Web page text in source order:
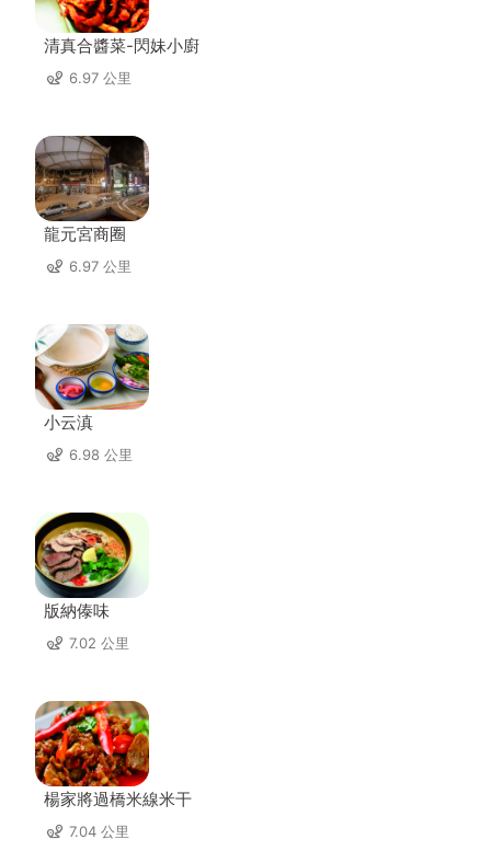
清真合醬菜-閃妹小廚
6.97 公里
龍元宮商圈
6.97 公里
小云滇
6.98 公里
版納傣味
7.02 公里
楊家將過橋米線米干
7.04 公里